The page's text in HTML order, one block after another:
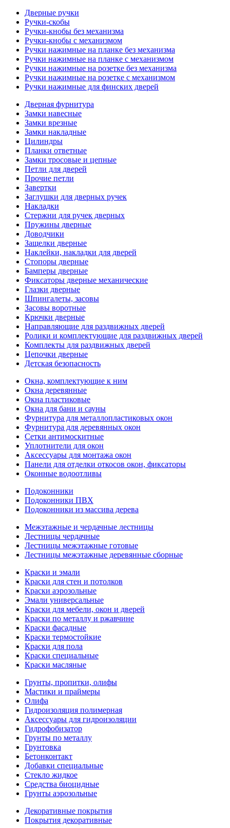
Дверные ручки
Ручки-скобы
Ручки-кнобы без механизма
Ручки-кнобы с механизмом
Ручки нажимные на планке без механизма
Ручки нажимные на планке с механизмом
Ручки нажимные на розетке без механизма
Ручки нажимные на розетке с механизмом
Ручки нажимные для финских дверей
Дверная фурнитура
Замки навесные
Замки врезные
Замки накладные
Цилиндры
Планки ответные
Замки тросовые и цепные
Петли для дверей
Прочие петли
Завертки
Заглушки для дверных ручек
Накладки
Стержни для ручек дверных
Пружины дверные
Доводчики
Защелки дверные
Наклейки, накладки для дверей
Стопоры дверные
Бамперы дверные
Фиксаторы дверные механические
Глазки дверные
Шпингалеты, засовы
Засовы воротные
Крючки дверные
Направляющие для раздвижных дверей
Ролики и комплектующие для раздвижных дверей
Комплекты для раздвижных дверей
Цепочки дверные
Детская безопасность
Окна, комплектующие к ним
Окна деревянные
Окна пластиковые
Окна для бани и сауны
Фурнитура для металлопластиковых окон
Фурнитура для деревянных окон
Сетки антимоскитные
Уплотнители для окон
Аксессуары для монтажа окон
Панели для отделки откосов окон, фиксаторы
Оконные водоотливы
Подоконники
Подоконники ПВХ
Подоконники из массива дерева
Межэтажные и чердачные лестницы
Лестницы чердачные
Лестницы межэтажные готовые
Лестницы межэтажные деревянные сборные
Краски и эмали
Краски для стен и потолков
Краски аэрозольные
Эмали универсальные
Краски для мебели, окон и дверей
Краски по металлу и ржавчине
Краски фасадные
Краски термостойкие
Краски для пола
Краски специальные
Краски масляные
Грунты, пропитки, олифы
Мастики и праймеры
Олифа
Гидроизоляция полимерная
Аксессуары для гидроизоляции
Гидрофобизатор
Грунты по металлу
Грунтовка
Бетонконтакт
Добавки специальные
Стекло жидкое
Средства биоцидные
Грунты аэрозольные
Декоративные покрытия
Покрытия декоративные